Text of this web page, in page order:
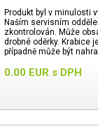
Produkt byl v minulosti
Naším servisním
zkontrolován. Může
drobné oděrky. Krabice
případně může být
0.00EUR s DPH